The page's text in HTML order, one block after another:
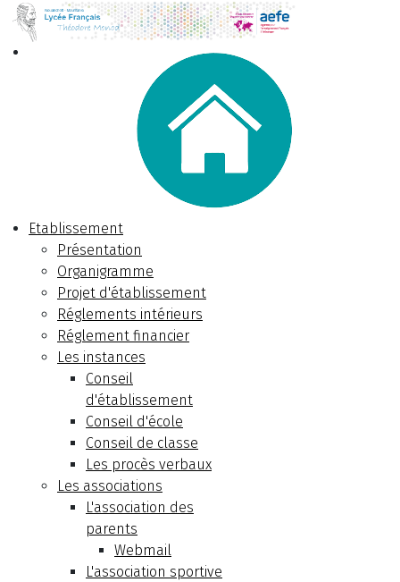
Etablissement
Présentation
Organigramme
Projet d'établissement
Réglements intérieurs
Réglement financier
Les instances
Conseil
d'établissement
Conseil d'école
Conseil de classe
Les procès verbaux
Les associations
L'association des
parents
Webmail
L'association sportive